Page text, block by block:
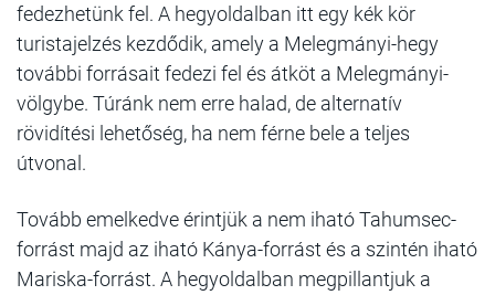
fedezhetünk fel. A hegyoldalban itt egy kék kör
turistajelzés kezdődik, amely a Melegmányi-hegy
további forrásait fedezi fel és átköt a Melegmányi-
völgybe. Túránk nem erre halad, de alternatív
rövidítési lehetőség, ha nem férne bele a teljes
útvonal.
Tovább emelkedve érintjük a nem iható Tahumsec-
forrást majd az iható Kánya-forrást és a szintén iható
Mariska-forrást. A hegyoldalban megpillantjuk a